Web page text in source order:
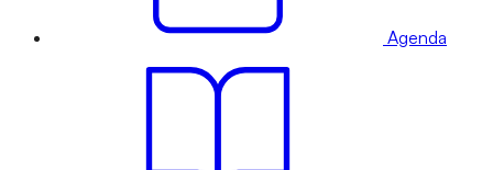
Agenda